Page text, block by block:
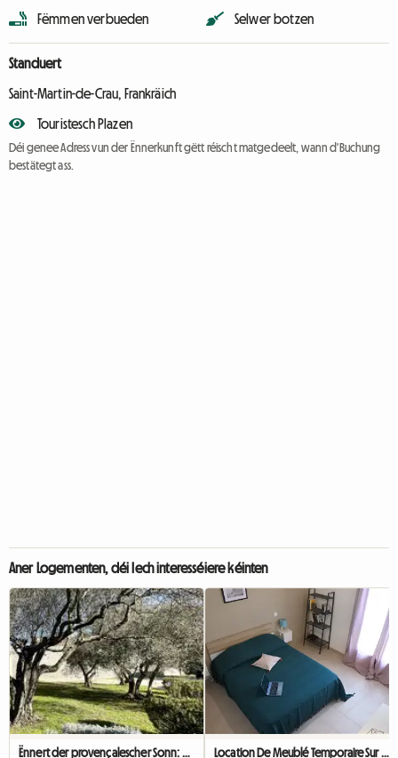
Fëmmen verbueden Selwer botzen
Standuert
Saint-Martin-de-Crau, Frankräich
Touristesch Plazen
Déi genee Adress vun der Ënnerkunft gëtt réischt matgedeelt, wann d'Buchung
bestätegt ass.
Aner Logementen, déi Iech interesséiere kéinten